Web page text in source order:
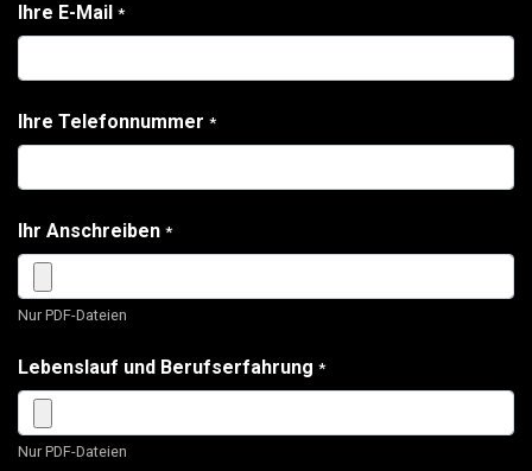
Ihre E-Mail *
Ihre Telefonnummer *
Ihr Anschreiben *
Nur PDF-Dateien
Lebenslauf und Berufserfahrung *
Nur PDF-Dateien